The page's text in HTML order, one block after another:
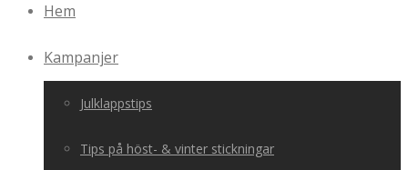
Hem
Kampanjer
Julklappstips
Tips på höst- & vinter stickningar